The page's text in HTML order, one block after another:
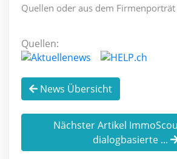
Quellen oder aus dem Firmenporträt
Quellen:
News Übersicht
Nächster Artikel
dialogbasierte ...